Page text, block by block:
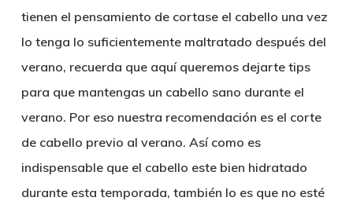
tienen el pensamiento de cortase el cabello una vez
lo tenga lo suficientemente maltratado después del
verano, recuerda que aquí queremos dejarte tips
para que mantengas un cabello sano durante el
verano. Por eso nuestra recomendación es el corte
de cabello previo al verano. Así como es
indispensable que el cabello este bien hidratado
durante esta temporada, también lo es que no esté